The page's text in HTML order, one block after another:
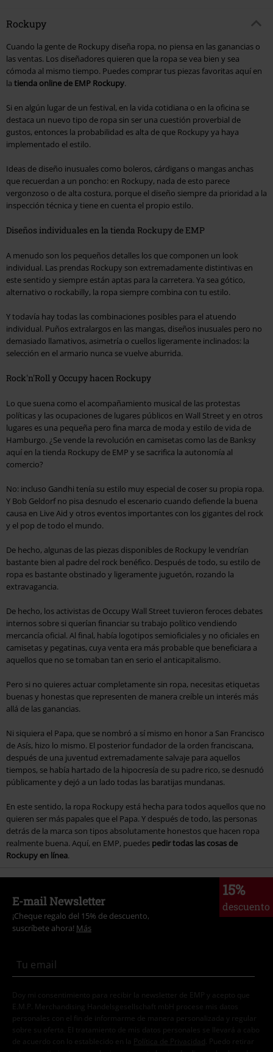
Rockupy
Cuando la gente de Rockupy diseña ropa, no piensa en las ganancias o
las ventas. Los diseñadores quieren que la ropa se vea bien y sea
cómoda al mismo tiempo. Puedes comprar tus piezas favoritas aquí en
la tienda online de EMP Rockupy.
Si en algún lugar de un festival, en la vida cotidiana o en la oficina se
destaca un nuevo tipo de ropa sin ser una cuestión proverbial de
gustos, entonces la probabilidad es alta de que Rockupy ya haya
implementado el estilo.
Ideas de diseño inusuales como boleros, cárdigans o mangas anchas
que recuerdan a un poncho: en Rockupy, nada de esto parece
vergonzoso o de alta costura, porque el diseño siempre da prioridad a la
inspección técnica y tiene en cuenta el propio estilo.
Diseños individuales en la tienda Rockupy de EMP
A menudo son los pequeños detalles los que componen un look
individual. Las prendas Rockupy son extremadamente distintivas en
este sentido y siempre están aptas para la carretera. Ya sea gótico,
alternativo o rockabilly, la ropa siempre combina con tu estilo.
Y todavía hay todas las combinaciones posibles para el atuendo
individual. Puños extralargos en las mangas, diseños inusuales pero no
demasiado llamativos, asimetría o cuellos ligeramente inclinados: la
selección en el armario nunca se vuelve aburrida.
Rock'n'Roll y Occupy hacen Rockupy
Lo que suena como el acompañamiento musical de las protestas
políticas y las ocupaciones de lugares públicos en Wall Street y en otros
lugares es una pequeña pero fina marca de moda y estilo de vida de
Hamburgo. ¿Se vende la revolución en camisetas como las de Banksy
aquí en la tienda Rockupy de EMP y se sacrifica la autonomía al
comercio?
No: incluso Gandhi tenía su estilo muy especial de coser su propia ropa.
Y Bob Geldorf no pisa desnudo el escenario cuando defiende la buena
causa en Live Aid y otros eventos importantes con los gigantes del rock
y el pop de todo el mundo.
De hecho, algunas de las piezas disponibles de Rockupy le vendrían
bastante bien al padre del rock benéfico. Después de todo, su estilo de
ropa es bastante obstinado y ligeramente juguetón, rozando la
extravagancia.
De hecho, los activistas de Occupy Wall Street tuvieron feroces debates
internos sobre si querían financiar su trabajo político vendiendo
mercancía oficial. Al final, había logotipos semioficiales y no oficiales en
camisetas y pegatinas, cuya venta era más probable que beneficiara a
aquellos que no se tomaban tan en serio el anticapitalismo.
Pero si no quieres actuar completamente sin ropa, necesitas etiquetas
buenas y honestas que representen de manera creíble un interés más
allá de las ganancias.
Ni siquiera el Papa, que se nombró a sí mismo en honor a San Francisco
de Asís, hizo lo mismo. El posterior fundador de la orden franciscana,
después de una juventud extremadamente salvaje para aquellos
tiempos, se había hartado de la hipocresía de su padre rico, se desnudó
públicamente y dejó a un lado todas las baratijas mundanas.
En este sentido, la ropa Rockupy está hecha para todos aquellos que no
quieren ser más papales que el Papa. Y después de todo, las personas
detrás de la marca son tipos absolutamente honestos que hacen ropa
realmente buena. Aquí, en EMP, puedes pedir todas las cosas de
Rockupy en línea.
15%
descuento
E-mail Newsletter
¡Cheque regalo del 15% de descuento,
suscríbete ahora! Más
Doy mi consentimiento para recibir la newsletter de EMP y acepto que
E.M.P. Merchandising Handelsgesellschaft mbH procese mis datos
personales con el fin de informarme de manera personalizada y regular
sobre su oferta. El tratamiento de mis datos personales se llevará a cabo
de acuerdo con lo establecido en la
Política de Privacidad . Puedo retirar